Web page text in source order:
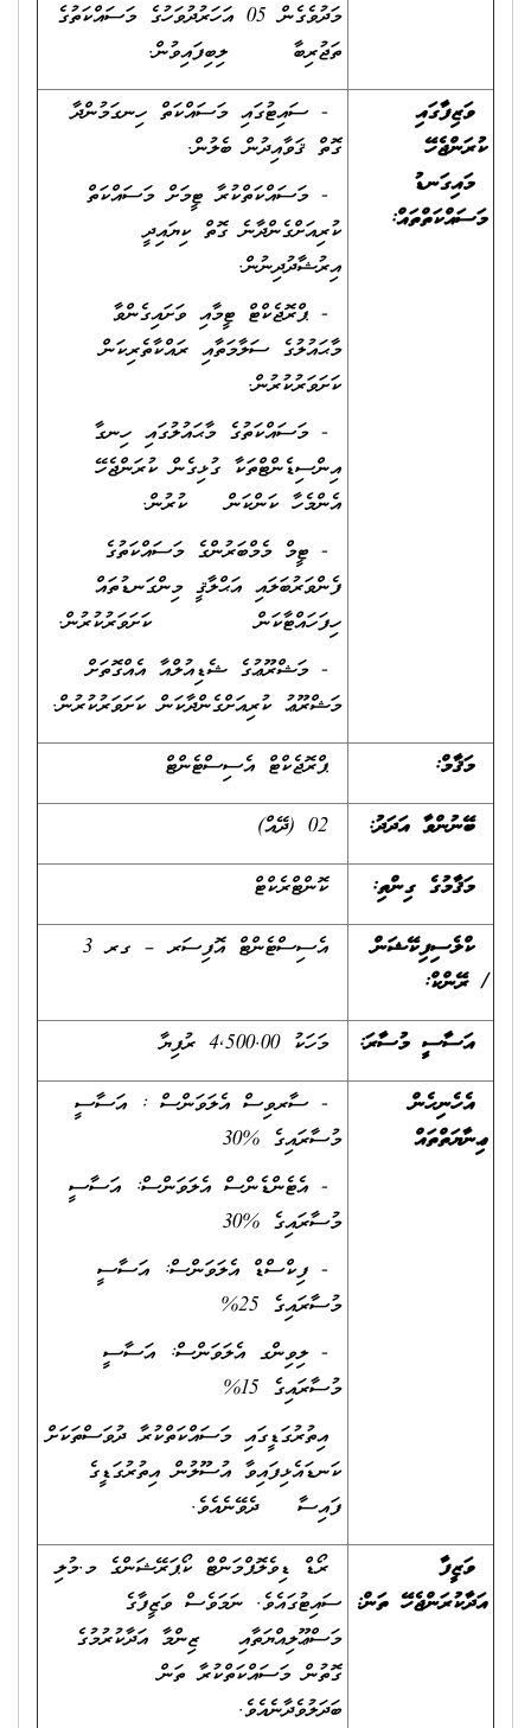
މަދުވެގެން 05 އަހަރުދުވަހުގެ މަސައްކަތުގެ
ތަޖުރިބާ ލިބިފައިވުން.
ވަޒިފާގައި
ކުރަންޖެހޭ
މައިގަނޑު
މަސައްކަތްތައް:
- ސައިޓުގައި މަސައްކަތް ހިނގަމުންދާ
ގޮތް ޤަވާއިދުން ބެލުން.
- މަސައްކަތްކުރާ ޓީމަށް މަސައްކަތް
ކުރިއަށްގެންދާނެ ގޮތް ކިޔައިދީ
އިރުޝާދުދިނުން.
- ޕްރޮޖެކްޓް ޓީމާއި ވަށައިގެންވާ
މާޙައުލުގެ ސަލާމަތާއި ރައްކާތެރިކަން
ކަށަވަރުކުރުން.
- މަސައްކަތުގެ މާޙައުލުގައި ހިނގާ
އިންސިޑެންޓްތަކާ ގުޅިގެން ކުރަންޖެހޭ
އެންމެހާ ކަންކަން ކުރުން.
- ޓީމް މެމްބަރުންގެ މަސައްކަތުގެ
ފެންވަރުބަލައި އަޙްލާޤީ މިންގަނޑުތައް
ހިފަހައްޓާކަން ކަށަވަރުކުރުން.
- މަޝްރޫޢުގެ ޝެޑިއުލްއާ އެއްގޮތަށް
މަޝްރޫޢު ކުރިއަށްގެންދާކަން ކަށަވަރުކުރުން.
މަޤާމް:
ޕްރޮޖެކްޓް އެސިސްޓެންޓް
ބޭނުންވާ އަދަދު:
މަޤާމުގެ ގިންތި:
ކޮންޓްރެކްޓް
ކްލެސިފިކޭޝަން
/ރޭންކް:
އެސިސްޓެންޓް އޮފިސަރ – ގރ 3
އަސާސީ މުސާރަ:
މަހަކު 4,500.00 ރުފިޔާ
އެހެނިހެން
ޢިނާޔަތްތައް
- ސާރވިސް އެލަވަންސް : އަސާސީ
މުސާރައިގެ %30
- އެޓެންޑެންސް އެލަވަންސް: އަސާސީ
މުސާރައިގެ %30
- ފިކްސްޑް އެލަވަންސް: އަސާސީ
މުސާރައިގެ 25%
- ލިވިންގ އެލަވަންސް: އަސާސީ
މުސާރައިގެ 15%
އިތުރުގަޑީގައި މަސައްކަތްކުރާ ދުވަސްތަކަށް
ކަނޑައެޅިފައިވާ އުސޫލުން އިތުރުގަޑީގެ
ފައިސާ ދެވޭނެއެވެ.
ވަޒީފާ
އަދާކުރަންޖެހޭ ތަން:
ރޯޑް ޑިވެލޮޕްމަންޓް ކޯޕަރޭޝަންގެ މ.މުލި
ސައިޓުގައެވެ. ނަމަވެސް ވަޒީފާގެ
މަސްޢޫލިއްޔަތާއި ޒިންމާ އަދާކުރުމުގެ
ގޮތުން މަސައްކަތްކުރާ ތަން
ބަދަލުވެދާނެއެވެ.